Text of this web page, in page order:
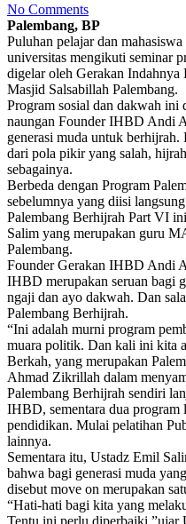
No Comments
Palembang, BP
Puluhan pelajar dan
universitas mengikuti seminar
digelar oleh Gerakan
Masjid Salsabillah Palembang.
Program sosial dan dakwah ini
naungan Founder IHBD Andi
generasi muda untuk
dari pola pikir yang salah,
sebagainya.
Berbeda dengan Program
sebelumnya yang diisi
Palembang Berhijrah Part VI
Salim yang merupakan guru
Palembang.
Founder Gerakan IHBD Andi
IHBD merupakan seruan bagi
ngaji dan ayo dakwah. Dan
Palembang Berhijrah.
“Ini adalah murni program
muara politik. Dan kali ini kita
Berkah, yang merupakan
Ahmad Zikrillah dalam
Palembang Berhijrah sendiri
IHBD, sementara dua program
pendidikan. Mulai pelatihan
lainnya.
Sementara itu, Ustadz Emil
bahwa bagi generasi muda
disebut move on merupakan
“Hati-hati bagi kita yang
Tentu ini perlu diperbaiki,”ujar